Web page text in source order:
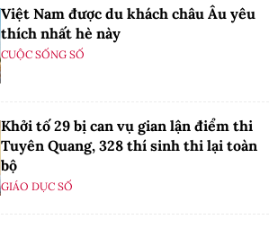
Việt Nam được du khách châu Âu yêu
thích nhất hè này
CUỘC SỐNG SỐ
Khởi tố 29 bị can vụ gian lận điểm thi
Tuyên Quang, 328 thí sinh thi lại toàn
bộ
GIÁO DỤC SỐ